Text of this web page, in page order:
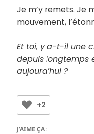
Je m’y remets. Je
mouvement,
Et toi, y a-t-il une
depuis longtemps
aujourd’hui ?
+2
J’AIME ÇA :